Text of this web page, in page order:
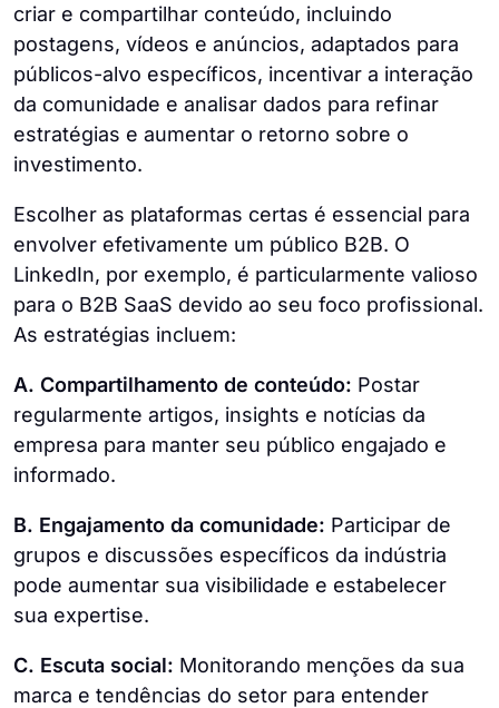
criar e compartilhar conteúdo, incluindo
postagens, vídeos e anúncios, adaptados para
públicos-alvo específicos, incentivar a interação
da comunidade e analisar dados para refinar
estratégias e aumentar o retorno sobre o
investimento.
Escolher as plataformas certas é essencial para
envolver efetivamente um público B2B. O
LinkedIn, por exemplo, é particularmente valioso
para o B2B SaaS devido ao seu foco profissional.
As estratégias incluem:
A. Compartilhamento de conteúdo: Postar
regularmente artigos, insights e notícias da
empresa para manter seu público engajado e
informado.
B. Engajamento da comunidade: Participar de
grupos e discussões específicos da indústria
pode aumentar sua visibilidade e estabelecer
sua expertise.
C. Escuta social: Monitorando menções da sua
marca e tendências do setor para entender